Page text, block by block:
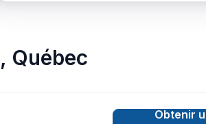
, Québec
Obtenir